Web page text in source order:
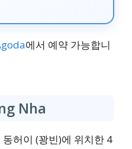
에서 예약 가능합니
Nha
허이 (꽝빈)에 위치한 4